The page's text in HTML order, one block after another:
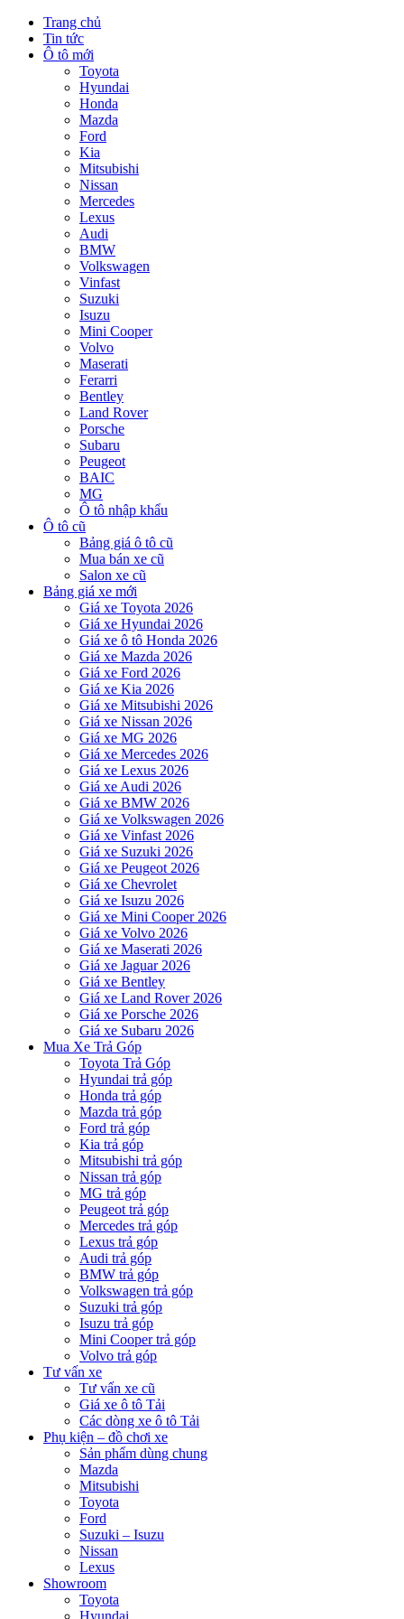
Trang chủ
Tin tức
Ô tô mới
Toyota
Hyundai
Honda
Mazda
Ford
Kia
Mitsubishi
Nissan
Mercedes
Lexus
Audi
BMW
Volkswagen
Vinfast
Suzuki
Isuzu
Mini Cooper
Volvo
Maserati
Ferarri
Bentley
Land Rover
Porsche
Subaru
Peugeot
BAIC
MG
Ô tô nhập khẩu
Ô tô cũ
Bảng giá ô tô cũ
Mua bán xe cũ
Salon xe cũ
Bảng giá xe mới
Giá xe Toyota 2026
Giá xe Hyundai 2026
Giá xe ô tô Honda 2026
Giá xe Mazda 2026
Giá xe Ford 2026
Giá xe Kia 2026
Giá xe Mitsubishi 2026
Giá xe Nissan 2026
Giá xe MG 2026
Giá xe Mercedes 2026
Giá xe Lexus 2026
Giá xe Audi 2026
Giá xe BMW 2026
Giá xe Volkswagen 2026
Giá xe Vinfast 2026
Giá xe Suzuki 2026
Giá xe Peugeot 2026
Giá xe Chevrolet
Giá xe Isuzu 2026
Giá xe Mini Cooper 2026
Giá xe Volvo 2026
Giá xe Maserati 2026
Giá xe Jaguar 2026
Giá xe Bentley
Giá xe Land Rover 2026
Giá xe Porsche 2026
Giá xe Subaru 2026
Mua Xe Trả Góp
Toyota Trả Góp
Hyundai trả góp
Honda trả góp
Mazda trả góp
Ford trả góp
Kia trả góp
Mitsubishi trả góp
Nissan trả góp
MG trả góp
Peugeot trả góp
Mercedes trả góp
Lexus trả góp
Audi trả góp
BMW trả góp
Volkswagen trả góp
Suzuki trả góp
Isuzu trả góp
Mini Cooper trả góp
Volvo trả góp
Tư vấn xe
Tư vấn xe cũ
Giá xe ô tô Tải
Các dòng xe ô tô Tải
Phụ kiện – đồ chơi xe
Sản phẩm dùng chung
Mazda
Mitsubishi
Toyota
Ford
Suzuki – Isuzu
Nissan
Lexus
Showroom
Toyota
Hyundai